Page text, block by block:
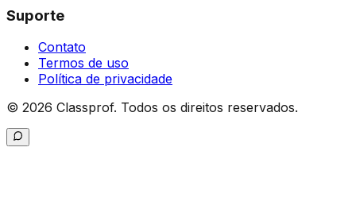
Suporte
Contato
Termos de uso
Política de privacidade
© 2026 Classprof. Todos os direitos reservados.